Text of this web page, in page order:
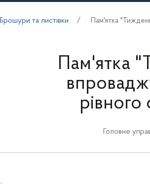
Брошури та листівки Пам'ятка
Пам'ятка
рівного
Головне